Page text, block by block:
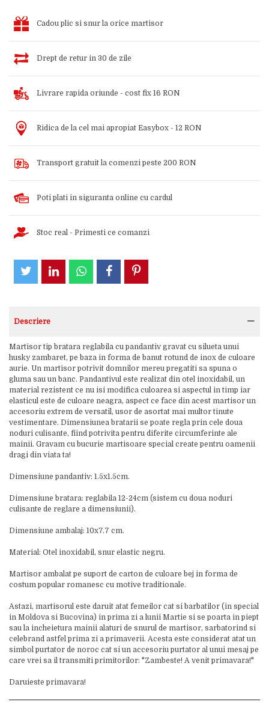
Cadou plic si snur la orice martisor
Drept de retur in 30 de zile
Livrare rapida oriunde - cost fix 16 RON
Ridica de la cel mai apropiat Easybox - 12 RON
Transport gratuit la comenzi peste 200 RON
Poti plati in siguranta online cu cardul
Stoc real - Primesti ce comanzi
Descriere
Martisor tip bratara reglabila cu pandantiv gravat cu silueta unui
husky zambaret, pe baza in forma de banut rotund de inox de culoare
aurie. Un martisor potrivit domnilor mereu pregatiti sa spuna o
gluma sau un banc. Pandantivul este realizat din otel inoxidabil, un
material rezistent ce nu isi modifica culoarea si aspectul in timp iar
elasticul este de culoare neagra, aspect ce face din acest martisor un
accesoriu extrem de versatil, usor de asortat mai multor tinute
vestimentare. Dimensiunea bratarii se poate regla prin cele doua
noduri culisante, fiind potrivita pentru diferite circumferinte ale
mainii. Gravam cu bucurie martisoare special create pentru oamenii
dragi din viata ta!
Dimensiune pandantiv: 1.5x1.5cm.
Dimensiune bratara: reglabila 12-24cm (sistem cu doua noduri
culisante de reglare a dimensiunii).
Dimensiune ambalaj: 10x7.7 cm.
Material: Otel inoxidabil, snur elastic negru.
Martisor ambalat pe suport de carton de culoare bej in forma de
costum popular romanesc cu motive traditionale.
Astazi, martisorul este daruit atat femeilor cat si barbatilor (in special
in Moldova si Bucovina) in prima zi a lunii Martie si se poarta in piept
sau la incheietura mainii alaturi de snurul de martisor, sarbatorind si
celebrand astfel prima zi a primaverii. Acesta este considerat atat un
simbol purtator de noroc cat si un accesoriu purtator al unui mesaj pe
care vrei sa il transmiti primitorilor: "Zambeste! A venit primavara!"
Daruieste primavara!